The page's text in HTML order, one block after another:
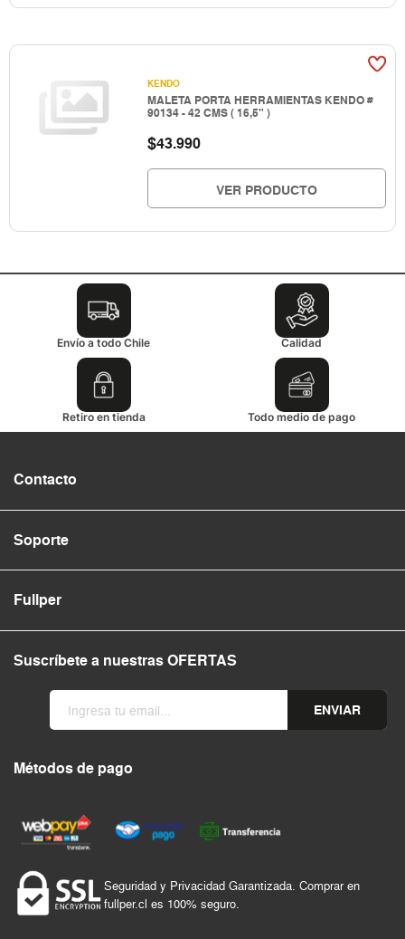
KENDO
MALETA PORTA HERRAMIENTAS KENDO #
90134 - 42 CMS ( 16,5" )
$43.990
VER PRODUCTO
Envío a todo Chile Calidad
Retiro en tienda Todo medio de pago
Contacto
Soporte
Fullper
Suscríbete a nuestras OFERTAS
ENVIAR
Métodos de pago
Seguridad y Privacidad Garantizada. Comprar en
fullper.cl es 100% seguro.